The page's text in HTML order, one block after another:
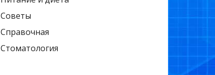
Советы
Справочная
Стоматология